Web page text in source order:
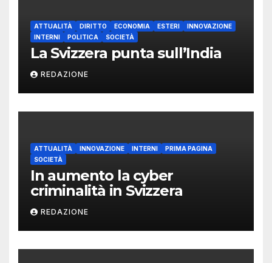
ATTUALITÀ DIRITTO ECONOMIA ESTERI
INNOVAZIONE
INTERNI
POLITICA SOCIETÀ
La Svizzera punta sull’India
REDAZIONE
ATTUALITÀ INNOVAZIONE INTERNI
PRIMA PAGINA
SOCIETÀ
In aumento la cyber
criminalità in Svizzera
REDAZIONE